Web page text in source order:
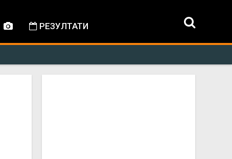
РЕЗУЛТАТИ